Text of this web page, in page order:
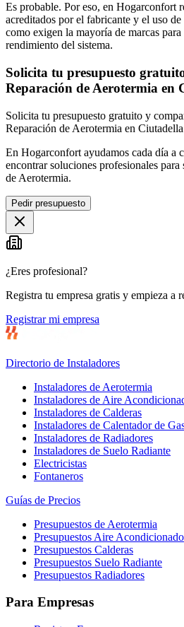
Es probable. Por eso, en Hogarconfort
acreditados por el fabricante y el uso
como exigen la mayoría de marcas
rendimiento del sistema.
Solicita tu presupuesto
Reparación de Aerotermia en
Solicita tu presupuesto gratuito y
Reparación de Aerotermia en
En Hogarconfort ayudamos cada día a
encontrar soluciones profesionales
de Aerotermia.
Pedir presupuesto
¿Eres profesional?
Registra tu empresa gratis y empieza a
Registrar mi empresa
Directorio de Instaladores
Instaladores de Aerotermia
Instaladores de Aire
Instaladores de Calderas
Instaladores de Calentador de
Instaladores de Radiadores
Instaladores de Suelo Radiante
Electricistas
Fontaneros
Guías de Precios
Presupuestos de Aerotermia
Presupuestos Aire Acondicionado
Presupuestos Calderas
Presupuestos Suelo Radiante
Presupuestos Radiadores
Para Empresas